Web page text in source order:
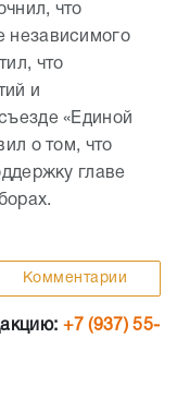
что
независимого
что
и
«Единой
о том, что
главе
Комментарии
+7 (937) 55-